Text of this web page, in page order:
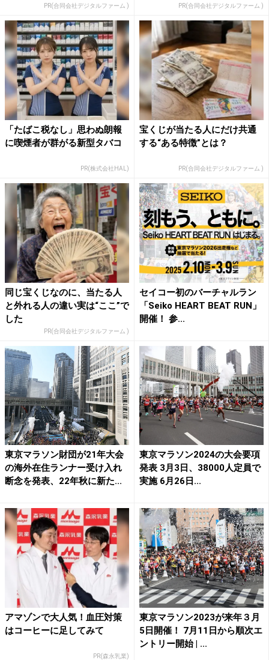
PR(合同会社デジタルファーム ) PR(合同会社デジタルファーム )
「たばこ税なし」思わぬ朗報
に喫煙者が群がる新型タバコ
PR(株式会社HAL)
宝くじが当たる人にだけ共通
する“ある特徴”とは？
PR(合同会社デジタルファーム )
同じ宝くじなのに、当たる人
と外れる人の違い実は“ここ”で
した
PR(合同会社デジタルファーム )
セイコー初のバーチャルラン
「Seiko HEART BEAT RUN」
開催！ 参...
東京マラソン財団が21年大会
の海外在住ランナー受け入れ
断念を発表、22年秋に新た...
東京マラソン2024の大会要項
発表 3月3日、38000人定員で
実施 6月26日...
アマゾンで大人気！血圧対策
はコーヒーに足してみて
PR(森永乳業)
東京マラソン2023が来年３月
5日開催！ 7月11日から順次エ
ントリー開始 | ...